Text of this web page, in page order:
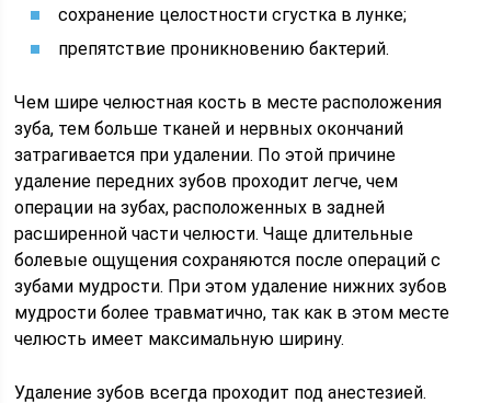
сохранение целостности сгустка в лунке;
препятствие проникновению бактерий.
Чем шире челюстная кость в месте расположения
зуба, тем больше тканей и нервных окончаний
затрагивается при удалении. По этой причине
удаление передних зубов проходит легче, чем
операции на зубах, расположенных в задней
расширенной части челюсти. Чаще длительные
болевые ощущения сохраняются после операций с
зубами мудрости. При этом удаление нижних зубов
мудрости более травматично, так как в этом месте
челюсть имеет максимальную ширину.
Удаление зубов всегда проходит под анестезией.